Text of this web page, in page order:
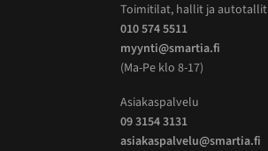
Toimitilat, hallit ja autotallit
010 574 5511
myynti@smartia.fi
(Ma-Pe klo 8-17)
Asiakaspalvelu
09 3154 3131
asiakaspalvelu@smartia.fi